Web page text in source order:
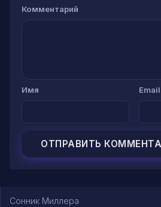
Комментарий
Имя Email
Сонник Миллера